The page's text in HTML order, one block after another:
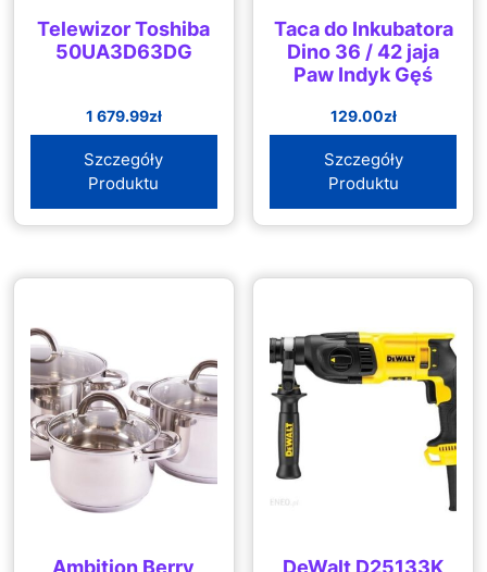
Telewizor Toshiba
50UA3D63DG
1 679.99zł
Szczegóły
Produktu
Taca do Inkubatora
Dino 36 / 42 jaja
Paw Indyk Gęś
129.00zł
Szczegóły
Produktu